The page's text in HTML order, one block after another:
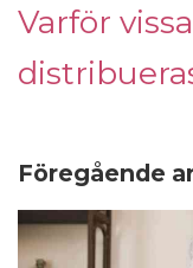
Varför
Föregående